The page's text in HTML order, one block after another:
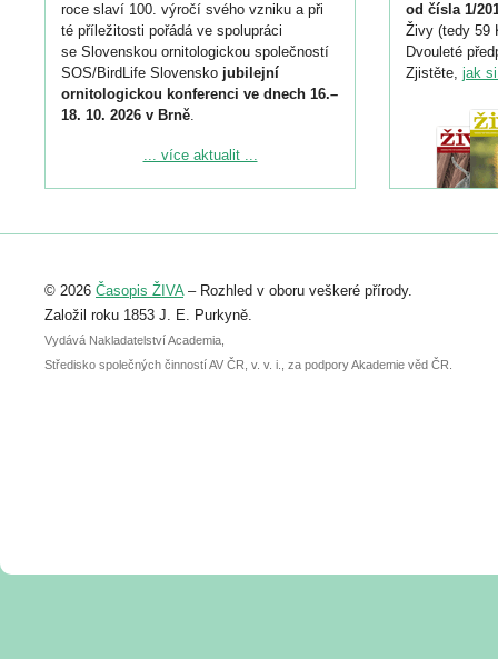
roce slaví 100. výročí svého vzniku a při
té příležitosti pořádá ve spolupráci
se Slovenskou ornitologickou společností
SOS/BirdLife Slovensko jubilejní
ornitologickou konferenci ve dnech 16.–
18. 10. 2026 v Brně.
Podrobnější informace ke konferenci
Registrovat se můžete do 6. září.
abstraktu přihlášené přednášky nebo
posteru je už 30. června.
... více aktualit ...
od čísla 1/
Živy (tedy 59
Dvouleté
Zjistěte, jak
© 2026 Časopis ŽIVA– Rozhled v oboru veškeré přírody.
Založil roku 1853 J. E. Purkyně.
Vydává Nakladatelství Academia,
Středisko společných činností AV ČR, v. v. i., za podpory Akademie věd ČR.